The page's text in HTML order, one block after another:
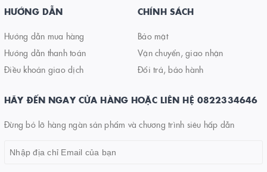
HƯỚNG DẪN
Hướng dẫn mua hàng
Hướng dẫn thanh toán
Điều khoản giao dịch
CHÍNH SÁCH
Bảo mật
Vận chuyển, giao nhận
Đổi trả, bảo hành
HÃY ĐẾN NGAY CỬA HÀNG HOẶC LIÊN HỆ 0822334646
Đừng bỏ lỡ hàng ngàn sản phẩm và chương trình siêu hấp dẫn